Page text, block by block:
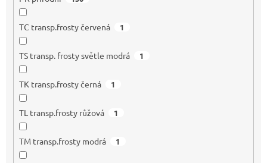
TC transp.frosty červená 1
TS transp. frosty světle modrá 1
TK transp.frosty černá 1
TL transp.frosty růžová 1
TM transp.frosty modrá 1